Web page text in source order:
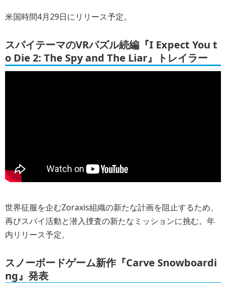
米国時間4月29日にリリース予定。
スパイテーマのVRパズル続編『I Expect You t
o Die 2: The Spy and The Liar』トレイラー
世界征服を企むZoraxis組織の新たな計画を阻止するため、
再びスパイ活動と潜入捜査の新たなミッションに挑む。年
内リリース予定。
スノーボードゲーム新作『Carve Snowboardi
ng』発表